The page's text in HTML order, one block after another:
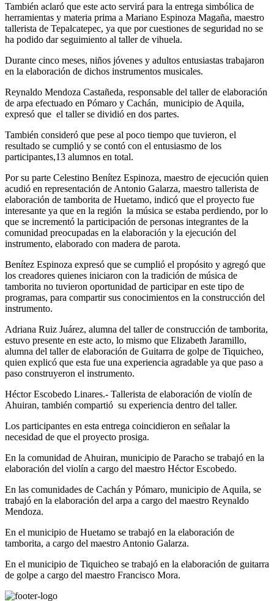
También aclaró que este acto servirá para la entrega simbólica de
herramientas y materia prima a Mariano Espinoza Magaña, maestro
tallerista de Tepalcatepec, ya que por cuestiones de seguridad no se
ha podido dar seguimiento al taller de vihuela.
Durante cinco meses, niños jóvenes y adultos entusiastas trabajaron
en la elaboración de dichos instrumentos musicales.
Reynaldo Mendoza Castañeda, responsable del taller de elaboración
de arpa efectuado en Pómaro y Cachán, municipio de Aquila,
expresó que el taller se dividió en dos partes.
También consideró que pese al poco tiempo que tuvieron, el
resultado se cumplió y se contó con el entusiasmo de los
participantes,13 alumnos en total.
Por su parte Celestino Benítez Espinoza, maestro de ejecución quien
acudió en representación de Antonio Galarza, maestro tallerista de
elaboración de tamborita de Huetamo, indicó que el proyecto fue
interesante ya que en la región la música se estaba perdiendo, por lo
que se incrementó la participación de personas integrantes de la
comunidad preocupadas en la elaboración y la ejecución del
instrumento, elaborado con madera de parota.
Benítez Espinoza expresó que se cumplió el propósito y agregó que
los creadores quienes iniciaron con la tradición de música de
tamborita no tuvieron oportunidad de participar en este tipo de
programas, para compartir sus conocimientos en la construcción del
instrumento.
Adriana Ruiz Juárez, alumna del taller de construcción de tamborita,
estuvo presente en este acto, lo mismo que Elizabeth Jaramillo,
alumna del taller de elaboración de Guitarra de golpe de Tiquicheo,
quien explicó que esta fue una experiencia agradable ya que paso a
paso construyeron el instrumento.
Héctor Escobedo Linares.- Tallerista de elaboración de violín de
Ahuiran, también compartió su experiencia dentro del taller.
Los participantes en esta entrega coincidieron en señalar la
necesidad de que el proyecto prosiga.
En la comunidad de Ahuiran, municipio de Paracho se trabajó en la
elaboración del violín a cargo del maestro Héctor Escobedo.
En las comunidades de Cachán y Pómaro, municipio de Aquila, se
trabajó en la elaboración del arpa a cargo del maestro Reynaldo
Mendoza.
En el municipio de Huetamo se trabajó en la elaboración de
tamborita, a cargo del maestro Antonio Galarza.
En el municipio de Tiquicheo se trabajó en la elaboración de guitarra
de golpe a cargo del maestro Francisco Mora.